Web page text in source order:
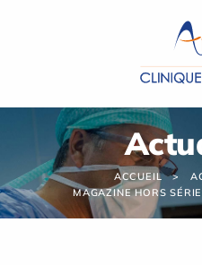
ACCUEIL
MAGAZINE HORS